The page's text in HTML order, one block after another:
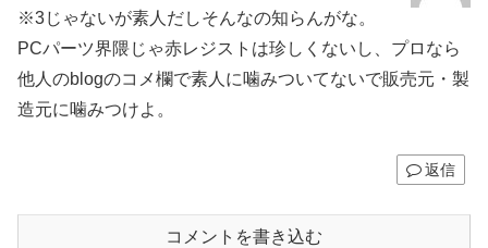
※3じゃないが素人だしそんなの知らんがな。
PCパーツ界隈じゃ赤レジストは珍しくないし、プロなら
他人のblogのコメ欄で素人に噛みついてないで販売元・製
造元に噛みつけよ。
返信
コメントを書き込む